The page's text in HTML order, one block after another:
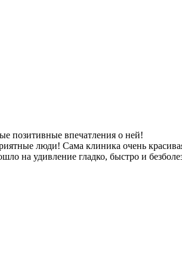
позитивные впечатления о ней!
люди! Сама клиника очень
на удивление гладко, быстро и